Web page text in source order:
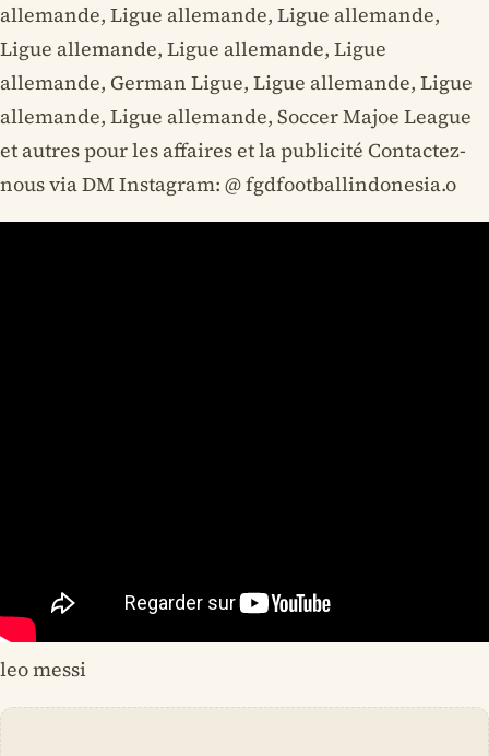
allemande, Ligue allemande, Ligue allemande,
Ligue allemande, Ligue allemande, Ligue
allemande, German Ligue, Ligue allemande, Ligue
allemande, Ligue allemande, Soccer Majoe League
et autres pour les affaires et la publicité Contactez-
nous via DM Instagram: @ fgdfootballindonesia.o
leo messi